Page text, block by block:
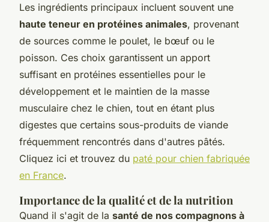
Les ingrédients principaux incluent souvent une
haute teneur en protéines animales, provenant
de sources comme le poulet, le bœuf ou le
poisson. Ces choix garantissent un apport
suffisant en protéines essentielles pour le
développement et le maintien de la masse
musculaire chez le chien, tout en étant plus
digestes que certains sous-produits de viande
fréquemment rencontrés dans d'autres pâtés.
Cliquez ici et trouvez du paté pour chien fabriquée
en France.
Importance de la qualité et de la nutrition
Quand il s'agit de la santé de nos compagnons à